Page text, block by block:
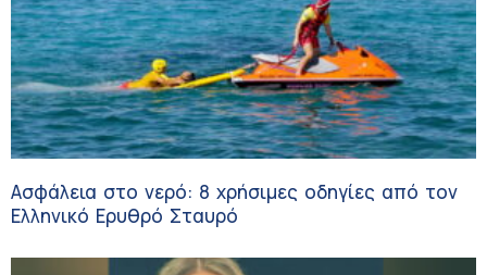
Ασφάλεια στο νερό: 8 χρήσιμες οδηγίες από τον
Ελληνικό Ερυθρό Σταυρό